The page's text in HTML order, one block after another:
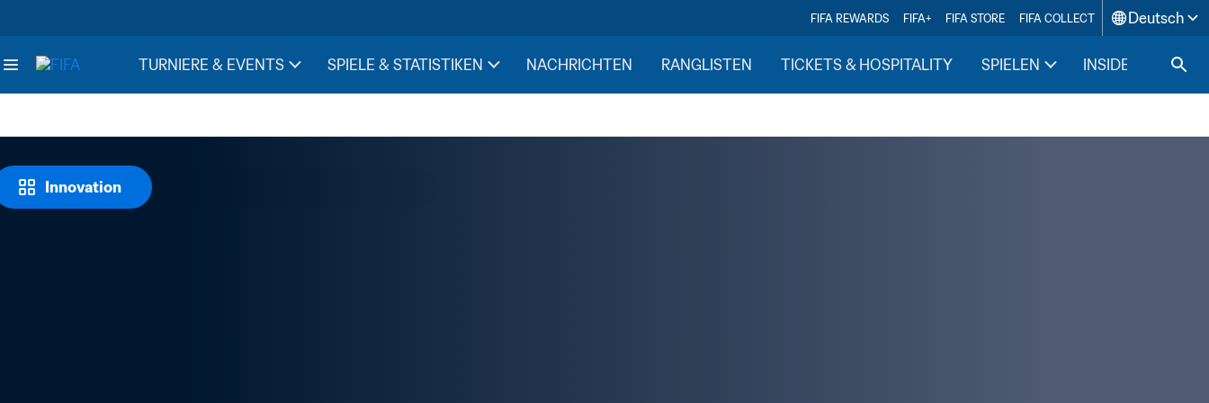
FIFA REWARDS FIFA+ FIFA STORE FIFA COLLECT Deutsch
TURNIERE & EVENTS SPIELE & STATISTIKEN NACHRICHTEN RANGLISTEN TICKETS & HOSPITALITY SPIELEN INSIDE FIFA
Innovation